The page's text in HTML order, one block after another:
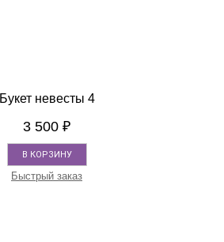
Букет невесты 4
3 500 ₽
В КОРЗИНУ
Быстрый заказ